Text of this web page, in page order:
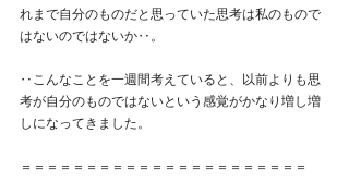
れまで自分のものだと思っていた思考は私のもので
はないのではないか‥。
‥こんなことを一週間考えていると、以前よりも思
考が自分のものではないという感覚がかなり増し増
しになってきました。
＝＝＝＝＝＝＝＝＝＝＝＝＝＝＝＝＝＝＝＝＝＝